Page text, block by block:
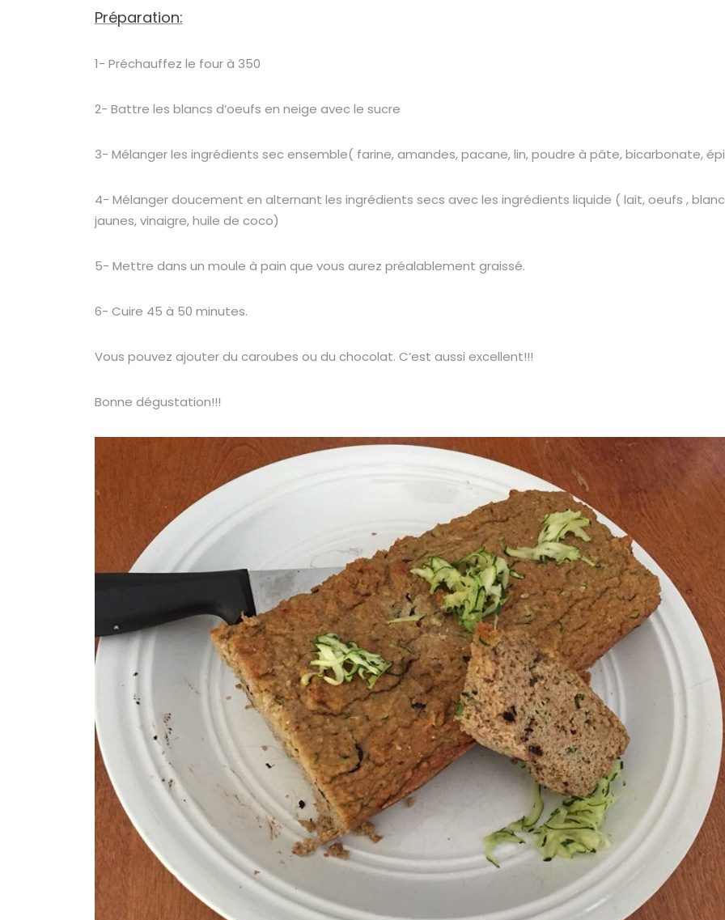
Préparation:
1- Préchauffez le four à 350
2- Battre les blancs d’oeufs en neige avec le sucre
3- Mélanger les ingrédients sec ensemble( farine, amandes, pacane, lin, poudre à pâte, bicarbonate,
4- Mélanger doucement en alternant les ingrédients secs avec les ingrédients liquide ( lait, oeufs ,
jaunes, vinaigre, huile de coco)
5- Mettre dans un moule à pain que vous aurez préalablement graissé.
6- Cuire 45 à 50 minutes.
Vous pouvez ajouter du caroubes ou du chocolat. C’est aussi excellent!!!
Bonne dégustation!!!